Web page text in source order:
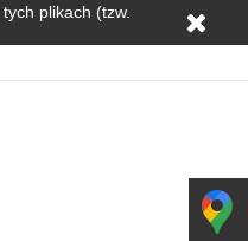
plikach (tzw.